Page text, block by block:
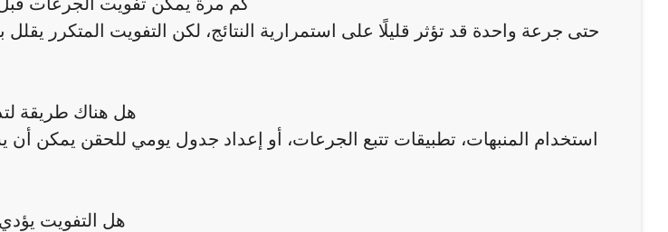
حتى جرعة واحدة قد تؤثر قليلًا على استمرارية النتائج، لكن التفويت المتكرر
5. هل هناك طريقة
استخدام المنبهات، تطبيقات تتبع الجرعات، أو إعداد جدول يومي للحقن يمكن أن
6. هل التفويت